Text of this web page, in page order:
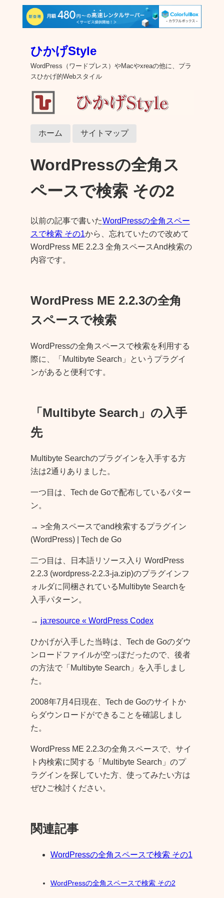
ひかげStyle
WordPress（ワードプレス）やMacやxreaの他に、プラ
スひかげ的Webスタイル
ホーム サイトマップ
WordPressの全角ス
ペースで検索 その2
以前の記事で書いたWordPressの全角スペー
スで検索 その1から、忘れていたので改めて
WordPress ME 2.2.3 全角スペースAnd検索の
内容です。
WordPress ME 2.2.3の全角
スペースで検索
WordPressの全角スペースで検索を利用する
際に、「Multibyte Search」というプラグイ
ンがあると便利です。
「Multibyte Search」の入手
先
Multibyte Searchのプラグインを入手する方
法は2通りありました。
一つ目は、Tech de Goで配布しているパター
ン。
→ >全角スペースでand検索するプラグイン
(WordPress) | Tech de Go
二つ目は、日本語リソース入り WordPress
2.2.3 (wordpress-2.2.3-ja.zip)のプラグインフ
ォルダに同梱されているMultibyte Searchを
入手パターン。
→ ja:resource « WordPress Codex
ひかげが入手した当時は、Tech de Goのダウ
ンロードファイルが空っぽだったので、後者
の方法で「Multibyte Search」を入手しまし
た。
2008年7月4日現在、Tech de Goのサイトか
らダウンロードができることを確認しまし
た。
WordPress ME 2.2.3の全角スペースで、サイ
ト内検索に関する「Multibyte Search」のプ
ラグインを探していた方、使ってみたい方は
ぜひご検討ください。
関連記事
WordPressの全角スペースで検索 その1
WordPressの全角スペースで検索 その2